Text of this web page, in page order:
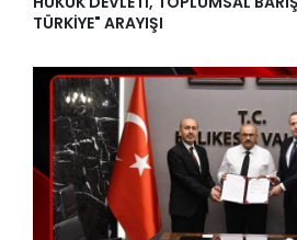
TÜRKİYE" ARAYIŞI